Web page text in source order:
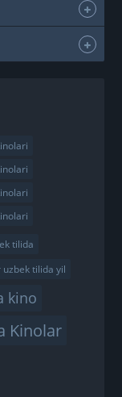
tilida
tilida yil
kino
Kinolar